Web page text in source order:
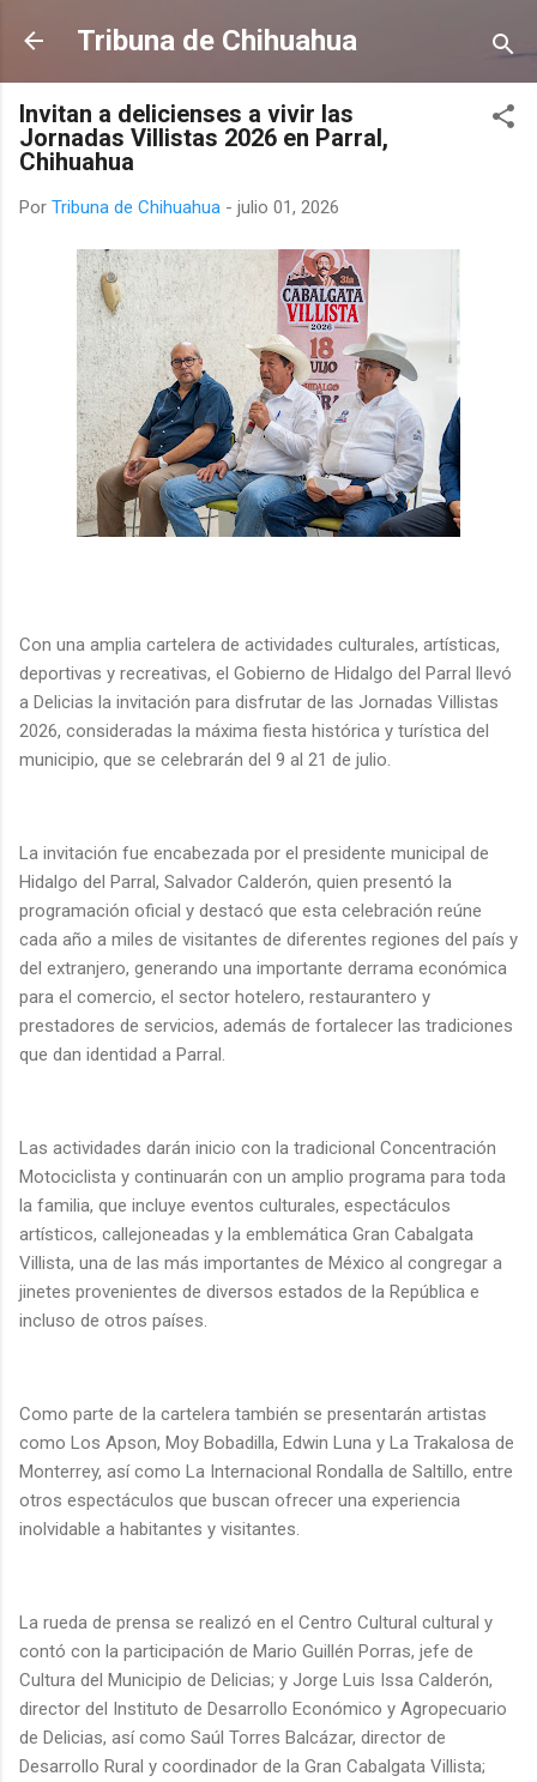
Ir al contenido principal
Tribuna de Chihuahua
Invitan a delicienses a vivir las
Jornadas Villistas 2026 en Parral,
Chihuahua
Por Tribuna de Chihuahua - julio 01, 2026
Con una amplia cartelera de actividades culturales, artísticas,
deportivas y recreativas, el Gobierno de Hidalgo del Parral llevó
a Delicias la invitación para disfrutar de las Jornadas Villistas
2026, consideradas la máxima fiesta histórica y turística del
municipio, que se celebrarán del 9 al 21 de julio.
La invitación fue encabezada por el presidente municipal de
Hidalgo del Parral, Salvador Calderón, quien presentó la
programación oficial y destacó que esta celebración reúne
cada año a miles de visitantes de diferentes regiones del país y
del extranjero, generando una importante derrama económica
para el comercio, el sector hotelero, restaurantero y
prestadores de servicios, además de fortalecer las tradiciones
que dan identidad a Parral.
Las actividades darán inicio con la tradicional Concentración
Motociclista y continuarán con un amplio programa para toda
la familia, que incluye eventos culturales, espectáculos
artísticos, callejoneadas y la emblemática Gran Cabalgata
Villista, una de las más importantes de México al congregar a
jinetes provenientes de diversos estados de la República e
incluso de otros países.
Como parte de la cartelera también se presentarán artistas
como Los Apson, Moy Bobadilla, Edwin Luna y La Trakalosa de
Monterrey, así como La Internacional Rondalla de Saltillo, entre
otros espectáculos que buscan ofrecer una experiencia
inolvidable a habitantes y visitantes.
La rueda de prensa se realizó en el Centro Cultural cultural y
contó con la participación de Mario Guillén Porras, jefe de
Cultura del Municipio de Delicias; y Jorge Luis Issa Calderón,
director del Instituto de Desarrollo Económico y Agropecuario
de Delicias, así como Saúl Torres Balcázar, director de
Desarrollo Rural y coordinador de la Gran Cabalgata Villista;